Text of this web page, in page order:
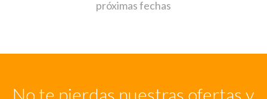
próximas fechas
No te pierdas nuestras ofertas y